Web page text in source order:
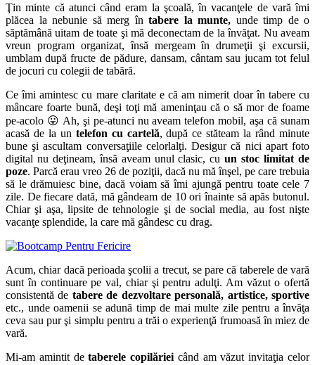
Ţin minte că atunci când eram la şcoală, în vacanţele de vară îmi
plăcea la nebunie să merg în tabere la munte, unde timp de o
săptămână uitam de toate şi mă deconectam de la învăţat. Nu aveam
vreun program organizat, însă mergeam în drumeţii şi excursii,
umblam după fructe de pădure, dansam, cântam sau jucam tot felul
de jocuri cu colegii de tabără.
Ce îmi amintesc cu mare claritate e că am nimerit doar în tabere cu
mâncare foarte bună, deşi toţi mă ameninţau că o să mor de foame
pe-acolo 😛 Ah, şi pe-atunci nu aveam telefon mobil, aşa că sunam
acasă de la un telefon cu cartelă, după ce stăteam la rând minute
bune şi ascultam conversaţiile celorlalţi. Desigur că nici apart foto
digital nu deţineam, însă aveam unul clasic, cuun stoc limitat de
poze. Parcă erau vreo 26 de poziţii, dacă nu mă înşel, pe care trebuia
să le drămuiesc bine, dacă voiam să îmi ajungă pentru toate cele 7
zile. De fiecare dată, mă gândeam de 10 ori înainte să apăs butonul.
Chiar şi aşa, lipsite de tehnologie şi de social media, au fost nişte
vacanţe splendide, la care mă gândesc cu drag.
Acum, chiar dacă perioada şcolii a trecut, se pare că taberele de vară
sunt în continuare pe val, chiar şi pentru adulţi. Am văzut o ofertă
consistentă de tabere de dezvoltare personală, artistice, sportive
etc., unde oamenii se adună timp de mai multe zile pentru a învăţa
ceva sau pur şi simplu pentru a trăi o experienţă frumoasă în miez de
vară.
Mi-am amintit detaberele copilăriei când am văzut invitaţia celor